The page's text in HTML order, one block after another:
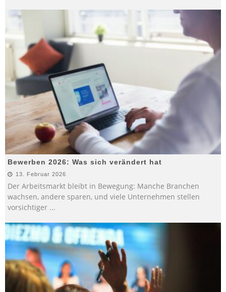
Bewerben 2026: Was sich verändert hat
13. Februar 2026
Der Arbeitsmarkt bleibt in Bewegung: Manche Branchen
wachsen, andere sparen, und viele Unternehmen stellen
vorsichtiger ...